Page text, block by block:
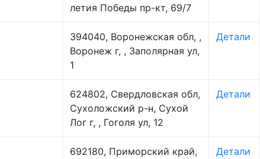
летия Победы пр-кт, 69/7
394040, Воронежская обл, ,
Воронеж г, , Заполярная ул,
1
Детали
624802, Свердловская обл,
Сухоложский р-н, Сухой
Лог г, , Гоголя ул, 12
Детали
692180, Приморский край,
Детали